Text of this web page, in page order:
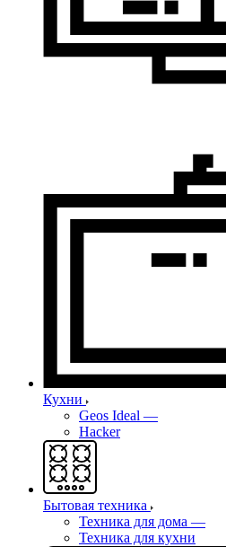
Кухни
Geos Ideal —
Hacker
Бытовая техника
Техника для дома —
Техника для кухни